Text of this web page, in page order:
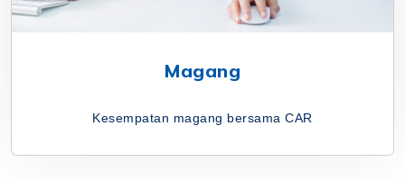
Magang
Kesempatan magang bersama CAR